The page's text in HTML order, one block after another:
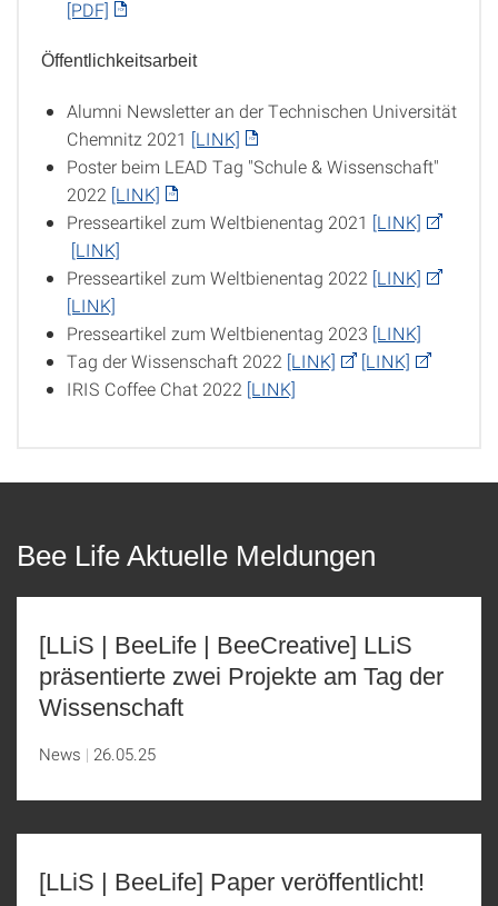
[PDF]
Öffentlichkeitsarbeit
Alumni Newsletter an der Technischen Universität
Chemnitz 2021 [LINK]
Poster beim LEAD Tag "Schule & Wissenschaft"
2022 [LINK]
Presseartikel zum Weltbienentag 2021 [LINK]
[LINK]
Presseartikel zum Weltbienentag 2022 [LINK]
[LINK]
Presseartikel zum Weltbienentag 2023 [LINK]
Tag der Wissenschaft 2022 [LINK]
[LINK]
IRIS Coffee Chat 2022 [LINK]
Bee Life Aktuelle Meldungen
[LLiS | BeeLife | BeeCreative] LLiS
präsentierte zwei Projekte am Tag der
Wissenschaft
News 26.05.25
[LLiS | BeeLife] Paper veröffentlicht!